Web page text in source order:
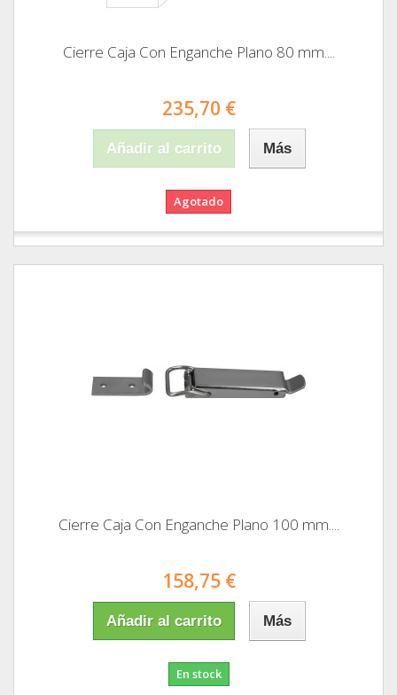
Cierre Caja Con Enganche Plano 80 mm....
235,70 €
Añadir al carrito Más
Agotado
Cierre Caja Con Enganche Plano 100 mm....
158,75 €
Añadir al carrito Más
En stock